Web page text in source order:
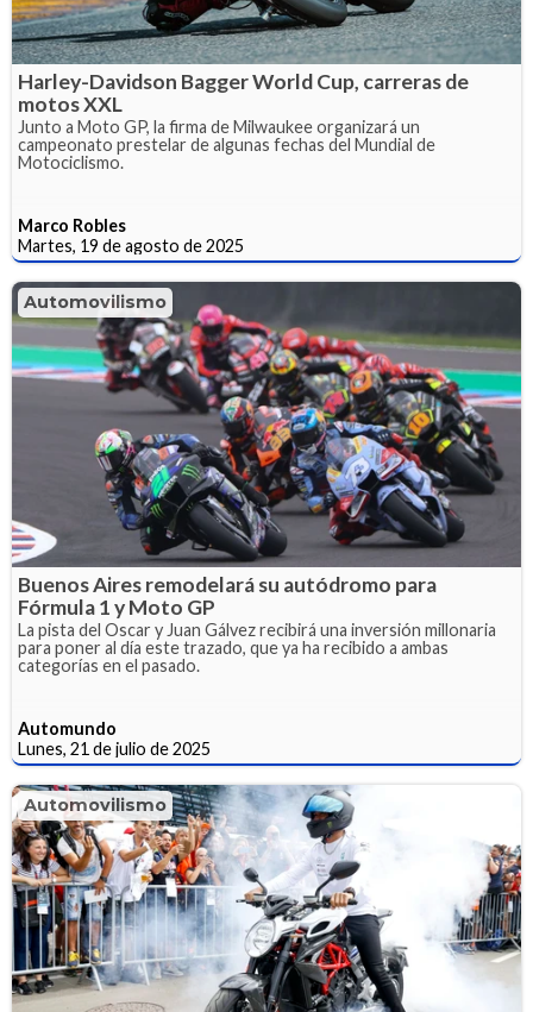
Harley-Davidson Bagger World Cup, carreras de
motos XXL
Junto a Moto GP, la firma de Milwaukee organizará un
campeonato prestelar de algunas fechas del Mundial de
Motociclismo.
Marco Robles
Martes, 19 de agosto de 2025
Automovilismo
Buenos Aires remodelará su autódromo para
Fórmula 1 y Moto GP
La pista del Oscar y Juan Gálvez recibirá una inversión millonaria
para poner al día este trazado, que ya ha recibido a ambas
categorías en el pasado.
Automundo
Lunes, 21 de julio de 2025
Automovilismo